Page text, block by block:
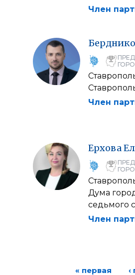
Член
Член
Ерхова
Дума
седьмого
Член
« первая